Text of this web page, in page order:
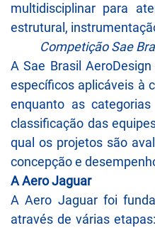
multidisciplinar para
estrutural,
Competição Sae
A Sae Brasil
específicos aplicáveis à
enquanto as
classificação das
qual os projetos são
concepção e
A Aero Jaguar
A Aero Jaguar foi
através de várias